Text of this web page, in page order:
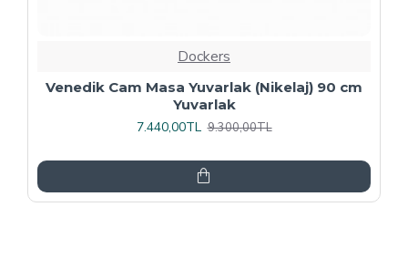
Dockers
Plaza Kare ESB Mutfak Masası (Werzalit,
Allzalit veya Wermodin Tablalı 80X80) -
Afyon Mermer